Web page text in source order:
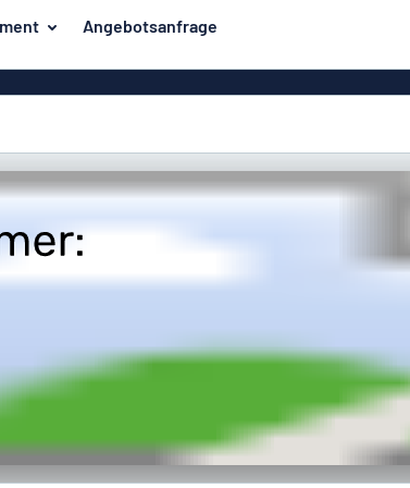
Angebotsanfrage
PVC-Schilder
Massives PET
Klebebuchstaben
Aluminiumschilder im
Eloxierte
Aluminiumschilder